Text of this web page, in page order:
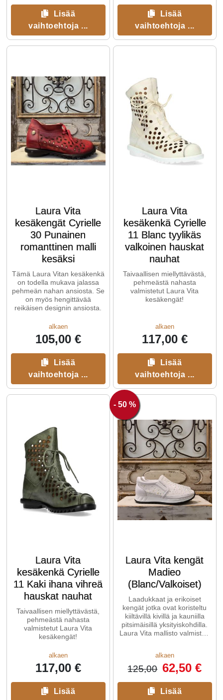
Lisää
vaihtoehtoja ...
Lisää
vaihtoehtoja ...
Laura Vita
kesäkengät Cyrielle
30 Punainen
romanttinen malli
kesäksi
Tämä Laura Vitan kesäkenkä
on todella mukava jalassa
pehmeän nahan ansiosta. Se
on myös hengittävää
reikäisen designin ansiosta.
alkaen
105,00 €
Lisää
vaihtoehtoja ...
Laura Vita
kesäkenkä Cyrielle
11 Blanc tyylikäs
valkoinen hauskat
nauhat
Taivaallisen miellyttävästä,
pehmeästä nahasta
valmistetut Laura Vita
kesäkengät!
alkaen
117,00 €
Lisää
vaihtoehtoja ...
Laura Vita
kesäkenkä Cyrielle
11 Kaki ihana vihreä
hauskat nauhat
Taivaallisen miellyttävästä,
pehmeästä nahasta
valmistetut Laura Vita
kesäkengät!
alkaen
117,00 €
Lisää
Laura Vita kengät
Madieo
(Blanc/Valkoiset)
Laadukkaat ja erikoiset
kengät jotka ovat koristeltu
kiiltävillä kivillä ja kauniilla
pitsimäisillä yksityiskohdilla.
Laura Vita mallisto valmistaa
alkaen
125,00 62,50 €
- 50 %
Lisää